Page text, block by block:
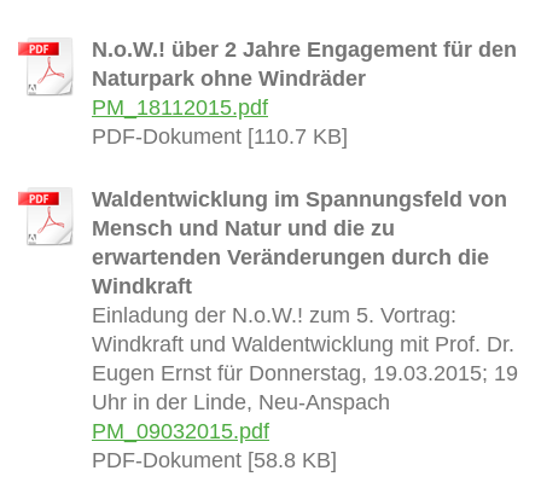
N.o.W.! über 2 Jahre Engagement für den
Naturpark ohne Windräder
PM_18112015.pdf
PDF-Dokument [110.7 KB]
Waldentwicklung im Spannungsfeld von
Mensch und Natur und die zu
erwartenden Veränderungen durch die
Windkraft
Einladung der N.o.W.! zum 5. Vortrag:
Windkraft und Waldentwicklung mit Prof. Dr.
Eugen Ernst für Donnerstag, 19.03.2015; 19
Uhr in der Linde, Neu-Anspach
PM_09032015.pdf
PDF-Dokument [58.8 KB]